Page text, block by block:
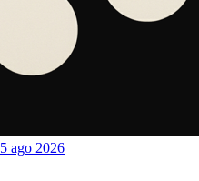
5 ago 2026